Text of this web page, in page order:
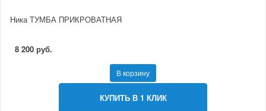
Ника ТУМБА ПРИКРОВАТНАЯ
8 200 руб.
В корзину
КУПИТЬ В 1 КЛИК